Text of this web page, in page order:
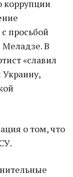
коррупции
просьбой
Меладзе. В
«славил
о том, что